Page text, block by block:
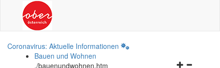
Coronavirus: Aktuelle Informationen
Bauen und Wohnen
./bauenundwohnen.htm